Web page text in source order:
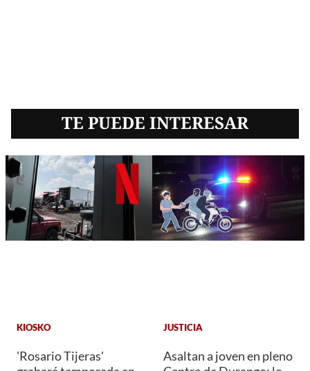
TE PUEDE INTERESAR
KIOSKO
'Rosario Tijeras'
JUSTICIA
Asaltan a joven en pleno